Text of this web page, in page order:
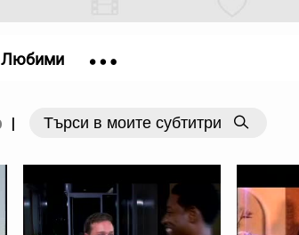
|
Любими